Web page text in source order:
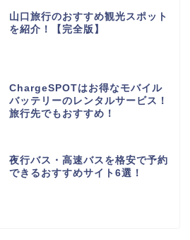
山口旅行のおすすめ観光スポット
を紹介！【完全版】
ChargeSPOTはお得なモバイル
バッテリーのレンタルサービス！
旅行先でもおすすめ！
夜行バス・高速バスを格安で予約
できるおすすめサイト6選！